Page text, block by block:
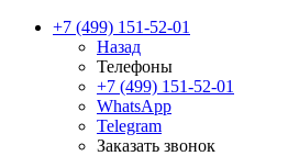
+7 (499) 151-52-01
Назад
Телефоны
+7 (499) 151-52-01
WhatsApp
Telegram
Заказать звонок